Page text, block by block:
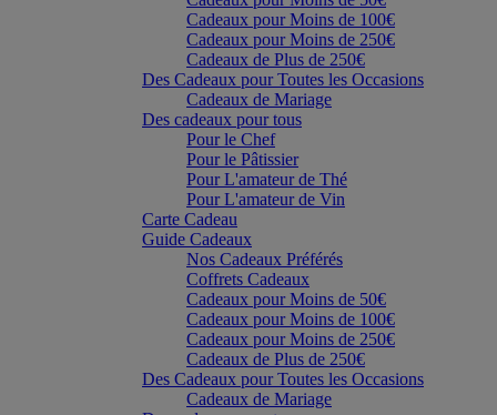
Cadeaux pour Moins de 100€
Cadeaux pour Moins de 250€
Cadeaux de Plus de 250€
Des Cadeaux pour Toutes les Occasions
Cadeaux de Mariage
Des cadeaux pour tous
Pour le Chef
Pour le Pâtissier
Pour L'amateur de Thé
Pour L'amateur de Vin
Carte Cadeau
Guide Cadeaux
Nos Cadeaux Préférés
Coffrets Cadeaux
Cadeaux pour Moins de 50€
Cadeaux pour Moins de 100€
Cadeaux pour Moins de 250€
Cadeaux de Plus de 250€
Des Cadeaux pour Toutes les Occasions
Cadeaux de Mariage